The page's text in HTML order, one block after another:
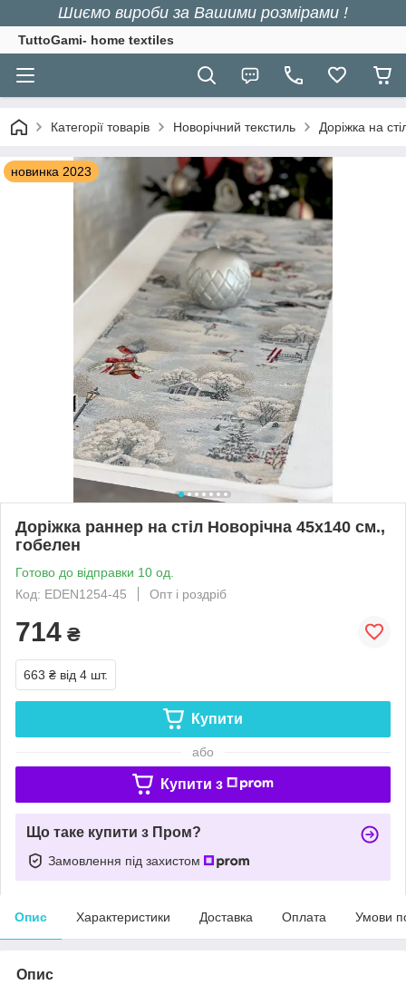
Шиємо вироби за Вашими розмірами !
TuttoGami- home textiles
Категорії товарів Новорічний текстиль Доріжка на
новинка 2023
Доріжка раннер на стіл Новорічна 45x140 см.,
гобелен
Готово до відправки 10 од.
Код: EDEN1254-45
Опт і роздріб
714 ₴
663 ₴ від 4 шт.
Купити
або
Купити з
Що таке купити з Пром?
Замовлення під захистом
Опис Характеристики Доставка Оплата Умови
Опис